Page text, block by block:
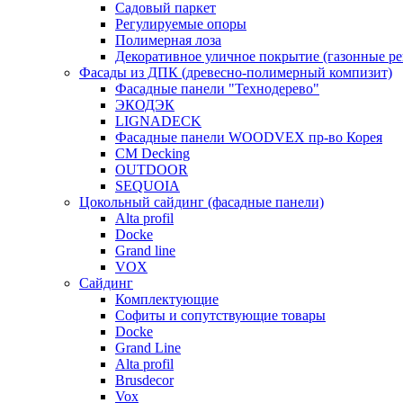
Садовый паркет
Регулируемые опоры
Полимерная лоза
Декоративное уличное покрытие (газонные
Фасады из ДПК (древесно-полимерный компизит)
Фасадные панели "Технодерево"
ЭКОДЭК
LIGNADECK
Фасадные панели WOODVEX пр-во Корея
CM Decking
OUTDOOR
SEQUOIA
Цокольный сайдинг (фасадные панели)
Alta profil
Docke
Grand line
VOX
Сайдинг
Комплектующие
Софиты и сопутствующие товары
Docke
Grand Line
Alta profil
Brusdecor
Vox